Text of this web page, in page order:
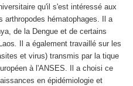
qu'il s'est intéressé aux
arthropodes hématophages. Il a
de la Dengue et de certains
.
Il a également travaillé sur les
et virus) transmis par la tique
à l'ANSES. Il a choisi ce
en épidémiologie et